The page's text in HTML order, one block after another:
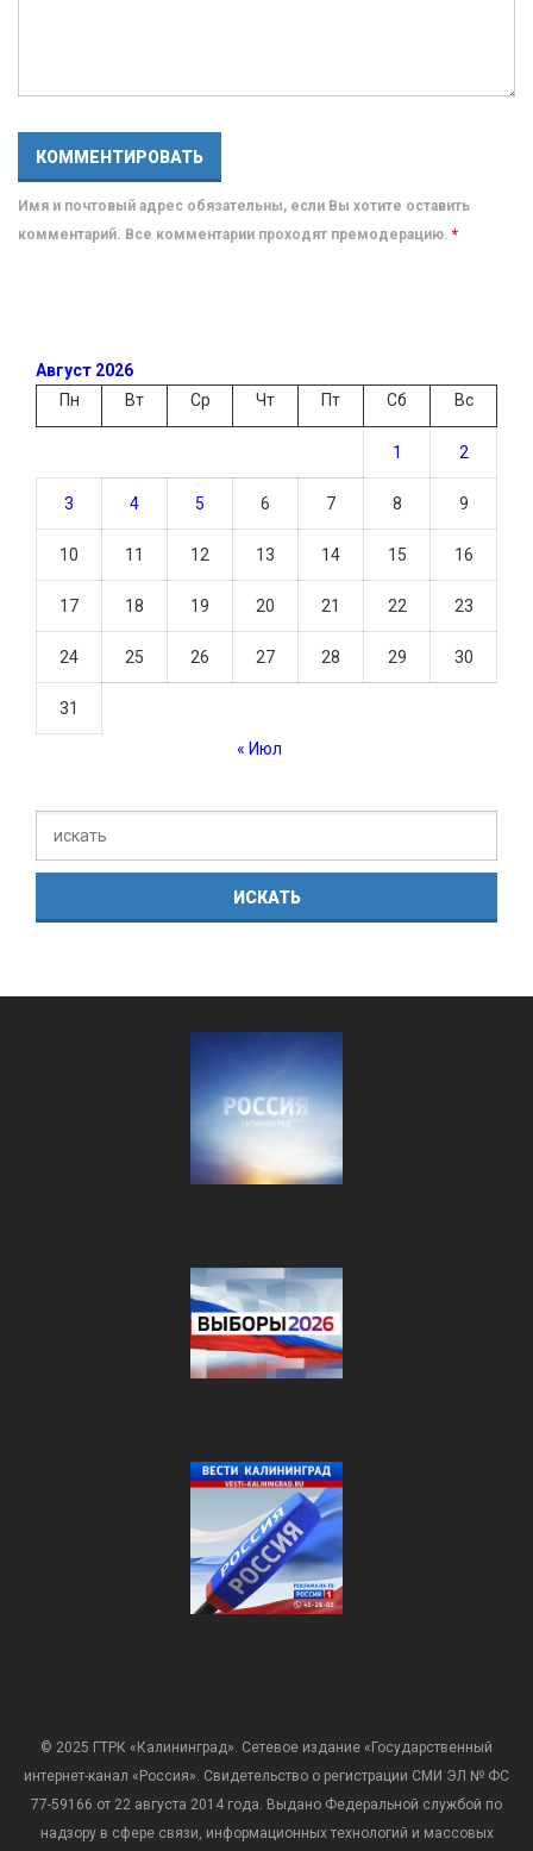
Имя и почтовый адрес обязательны, если Вы хотите оставить
комментарий. Все комментарии проходят премодерацию. *
Август 2026
Пн
Вт Ср Чт Пт Сб Вс
1 2
3 4 5 6 7 8 9
10 11 12 13 14 15 16
17 18 19 20 21 22 23
24 25 26 27 28 29 30
31
« Июл
© 2025 ГТРК «Калининград». Сетевое издание «Государственный
интернет-канал «Россия». Свидетельство о регистрации СМИ ЭЛ № ФС
77-59166 от 22 августа 2014 года. Выдано Федеральной службой по
надзору в сфере связи, информационных технологий и массовых